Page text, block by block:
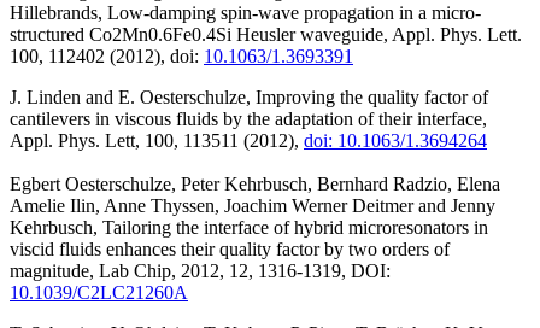
Hillebrands, Low-damping spin-wave propagation in a micro-
structured Co2Mn0.6Fe0.4Si Heusler waveguide, Appl. Phys. Lett.
100, 112402 (2012), doi: 10.1063/1.3693391
J. Linden and E. Oesterschulze, Improving the quality factor of
cantilevers in viscous fluids by the adaptation of their interface,
Appl. Phys. Lett, 100, 113511 (2012), doi: 10.1063/1.3694264
Egbert Oesterschulze, Peter Kehrbusch, Bernhard Radzio, Elena
Amelie Ilin, Anne Thyssen, Joachim Werner Deitmer and Jenny
Kehrbusch, Tailoring the interface of hybrid microresonators in
viscid fluids enhances their quality factor by two orders of
magnitude, Lab Chip, 2012, 12, 1316-1319, DOI:
10.1039/C2LC21260A